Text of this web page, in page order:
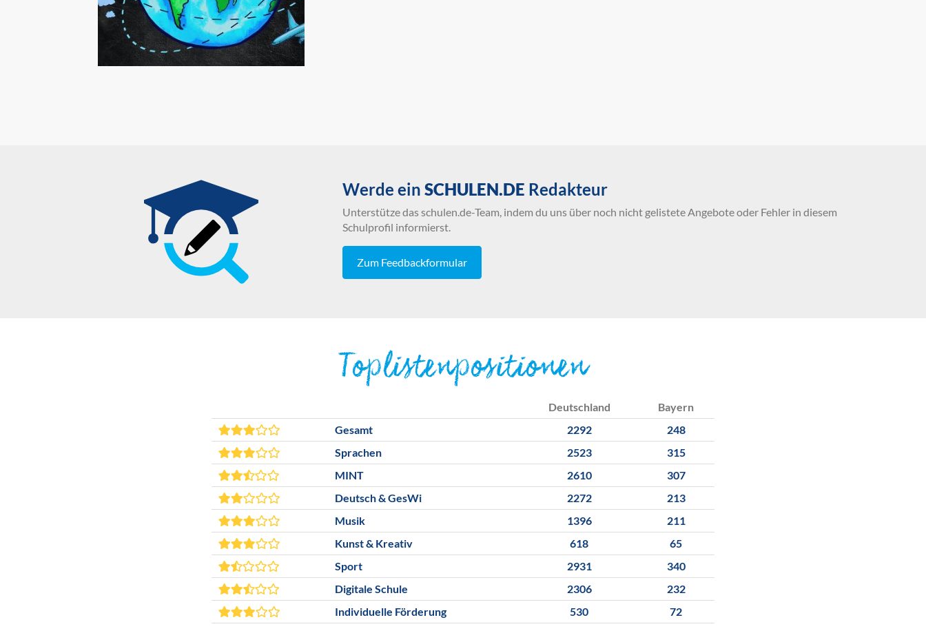
Werde ein SCHULEN.DE Redakteur
Unterstütze das schulen.de-Team, indem du uns über noch nicht gelistete Angebote oder Fehler in diesem
Schulprofil informierst.
Zum Feedbackformular
Toplistenpositionen
Deutschland
Bayern
Gesamt
2292
248
Sprachen
2523
315
MINT
2610
307
Deutsch & GesWi
2272
213
Musik
1396
211
Kunst & Kreativ
618
65
Sport
2931
340
Digitale Schule
2306
232
Individuelle Förderung
530 72